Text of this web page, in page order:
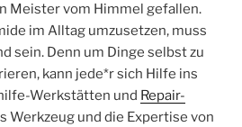
Meister vom Himmel gefallen.
im Alltag umzusetzen, muss
sein. Denn um Dinge selbst zu
kann jede*r sich Hilfe ins
Werkstätten und Repair-
Werkzeug und die Expertise von